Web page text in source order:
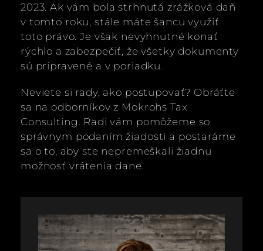
2023. Ak vám bola strhnutá zrážková daň
v tomto roku, stále máte šancu využiť
toto právo. Je však nevyhnutné konať
rýchlo a zabezpečiť, že všetky dokumenty
sú pripravené a v poriadku.
Neviete si rady, ako postupovať? Obráťte
sa na odborníkov z Mokrohs Tax
Consulting. Radi vám pomôžeme so
správnym podaním žiadosti a postaráme
sa o to, aby ste nepremeškali žiadnu
možnosť vrátenia dane.